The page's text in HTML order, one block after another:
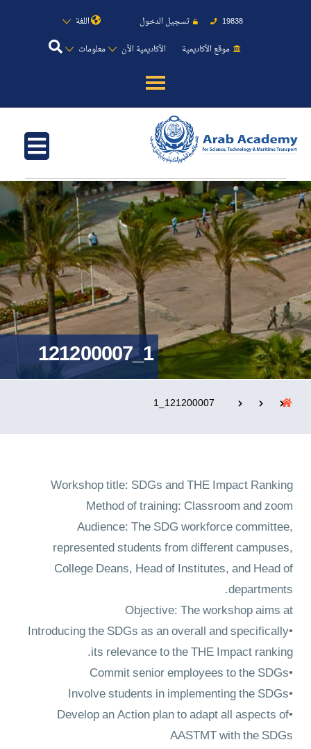
19838 تسجيل الدخول
اللغة
موقع الأكاديمية
الأكاديمية الأن معلومات
عن الأكاديمية
النقل البحري
القبول والتسجيل
الدراسات الأكاديمية
طلبة الأكاديمية
البحث العلمي
التدريب والخدمة المجتمعية
المراكز المعاهد المجمعات العمادات
121200007_1
121200007_1
Workshop title: SDGs and THE Impact Ranking
Method of training: Classroom and zoom
Audience: The SDG workforce committee,
represented students from different campuses,
College Deans, Head of Institutes, and Head of
departments.
Objective: The workshop aims at
•Introducing the SDGs as an overall and specifically
its relevance to the THE Impact ranking.
•Commit senior employees to the SDGs
•Involve students in implementing the SDGs
•Develop an Action plan to adapt all aspects of
AASTMT with the SDGs